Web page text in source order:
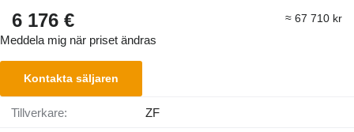
6 176 € ≈ 67 710 kr
Meddela mig när priset ändras
Kontakta säljaren
Tillverkare: ZF